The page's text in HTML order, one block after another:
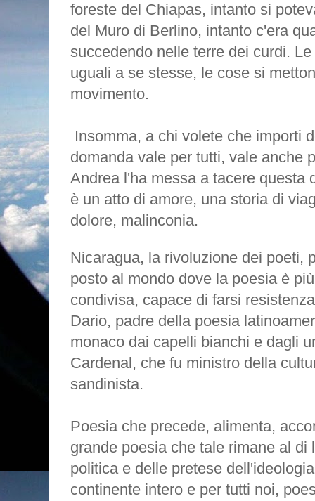
foreste del Chiapas, intanto si
del Muro di Berlino, intanto c'era
succedendo nelle terre dei curdi.
uguali a se stesse, le cose si
movimento.
Insomma, a chi volete che importi
domanda vale per tutti, vale anche
Andrea l'ha messa a tacere questa
è un atto di amore, una storia di
dolore, malinconia.
Nicaragua, la rivoluzione dei poeti,
posto al mondo dove la poesia è
condivisa, capace di farsi
Dario, padre della poesia
monaco dai capelli bianchi e dagli
Cardenal, che fu ministro della
sandinista.
Poesia che precede, alimenta,
grande poesia che tale rimane al
politica e delle pretese
continente intero e per tutti noi,